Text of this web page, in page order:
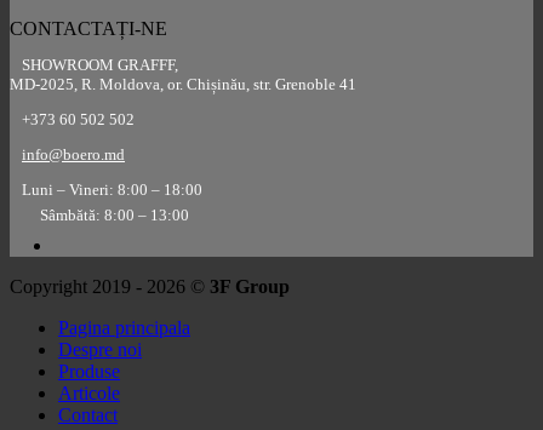
CONTACTAȚI-NE
SHOWROOM GRAFFF,
MD-2025, R. Moldova, or. Chișinău, str. Grenoble 41
+373 60 502 502
info@boero.md
Luni – Vineri: 8:00 – 18:00
Sâmbătă: 8:00 – 13:00
Copyright 2019 - 2026 © 3F Group
Pagina principala
Despre noi
Produse
Articole
Contact